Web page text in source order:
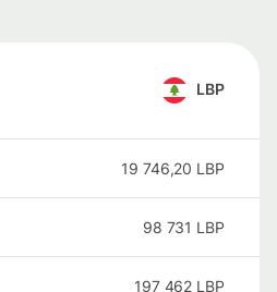
LBP
19 746,20 LBP
98 731 LBP
197 462 LBP